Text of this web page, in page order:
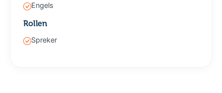
Engels
Rollen
Spreker